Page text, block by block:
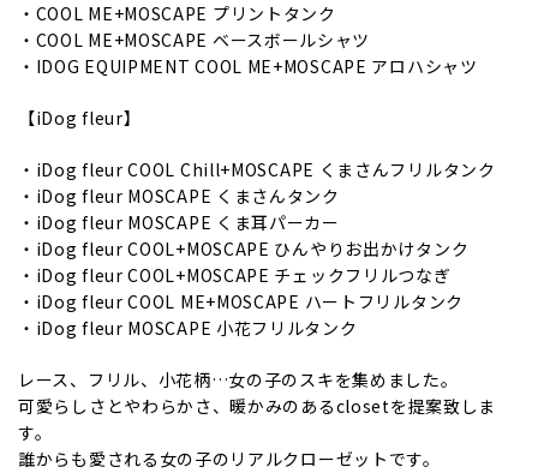
・COOL ME+MOSCAPE プリントタンク
・COOL ME+MOSCAPE ベースボールシャツ
・IDOG EQUIPMENT COOL ME+MOSCAPE アロハシャツ
【iDog fleur】
・iDog fleur COOL Chill+MOSCAPE くまさんフリルタンク
・iDog fleur MOSCAPE くまさんタンク
・iDog fleur MOSCAPE くま耳パーカー
・iDog fleur COOL+MOSCAPE ひんやりお出かけタンク
・iDog fleur COOL+MOSCAPE チェックフリルつなぎ
・iDog fleur COOL ME+MOSCAPE ハートフリルタンク
・iDog fleur MOSCAPE 小花フリルタンク
レース、フリル、小花柄…女の子のスキを集めました。
可愛らしさとやわらかさ、暖かみのあるclosetを提案致しま
す。
誰からも愛される女の子のリアルクローゼットです。